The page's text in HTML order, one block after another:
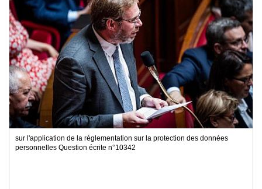
sur l'application de la réglementation sur la protection des données
personnelles Question écrite n°10342